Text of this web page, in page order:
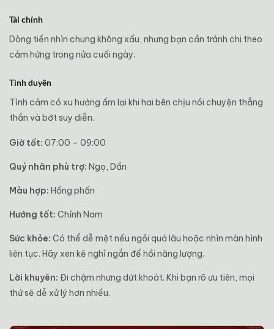
Tài chính
Dòng tiền nhìn chung không xấu, nhưng bạn cần tránh chi theo
cảm hứng trong nửa cuối ngày.
Tình duyên
Tình cảm có xu hướng ấm lại khi hai bên chịu nói chuyện thẳng
thắn và bớt suy diễn.
Giờ tốt: 07:00 – 09:00
Quý nhân phù trợ: Ngọ, Dần
Màu hợp: Hồng phấn
Hướng tốt: Chính Nam
Sức khỏe: Có thể dễ mệt nếu ngồi quá lâu hoặc nhìn màn hình
liên tục. Hãy xen kẽ nghỉ ngắn để hồi năng lượng.
Lời khuyên: Đi chậm nhưng dứt khoát. Khi bạn rõ ưu tiên, mọi
thứ sẽ dễ xử lý hơn nhiều.